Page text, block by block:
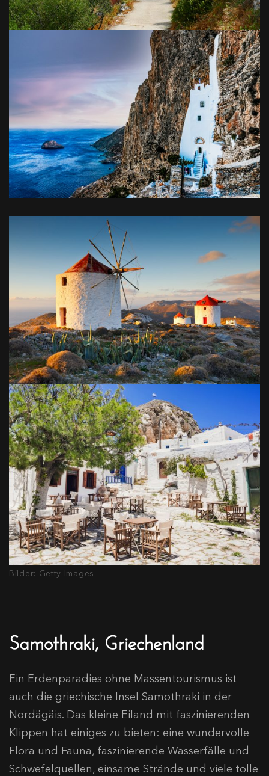
Bilder: Getty Images
Samothraki, Griechenland
Ein Erdenparadies ohne Massentourismus ist
auch die griechische Insel Samothraki in der
Nordägäis. Das kleine Eiland mit faszinierenden
Klippen hat einiges zu bieten: eine wundervolle
Flora und Fauna, faszinierende Wasserfälle und
Schwefelquellen, einsame Strände und viele tolle